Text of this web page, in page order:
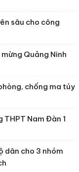
sâu cho công
Quảng Ninh
chống ma túy
THPT Nam Đàn 1
dân cho 3 nhóm